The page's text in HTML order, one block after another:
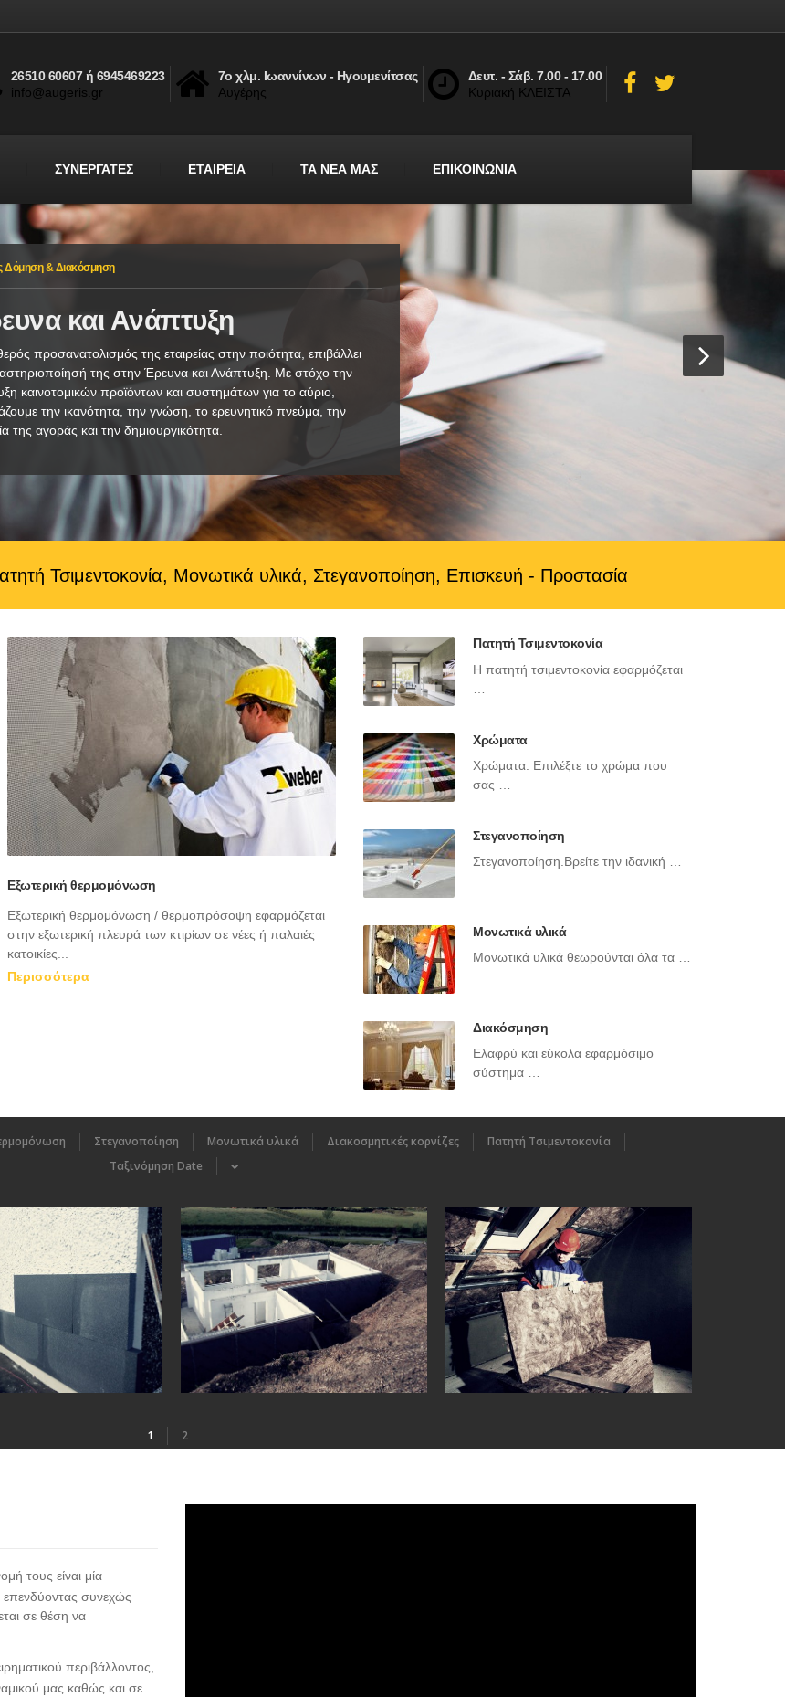
26510 60607 ή 6945469223
info@augeris.gr
7ο χλμ. Ιωαννίνων - Ηγουμενίτσας
Αυγέρης
Δευτ. - Σάβ. 7.00 - 17.00
Κυριακή ΚΛΕΙΣΤΑ
ΣΥΝΕΡΓΑΤΕΣ ΕΤΑΙΡΕΙΑ ΤΑ ΝΕΑ ΜΑΣ ΕΠΙΚΟΙΝΩΝΙΑ
Δόμηση & Διακόσμηση
και Ανάπτυξη
προσανατολισμός της εταιρείας στην ποιότητα, επιβάλλει
της στην Έρευνα και Ανάπτυξη. Με στόχο την
καινοτομικών προϊόντων και συστημάτων για το αύριο,
την ικανότητα, την γνώση, το ερευνητικό πνεύμα, την
της αγοράς και την δημιουργικότητα.
Τσιμεντοκονία, Μονωτικά υλικά, Στεγανοποίηση, Επισκευή - Προστασία
Εξωτερική θερμομόνωση
Εξωτερική θερμομόνωση / θερμοπρόσοψη εφαρμόζεται
στην εξωτερική πλευρά των κτιρίων σε νέες ή παλαιές
κατοικίες...
Περισσότερα
Πατητή Τσιμεντοκονία
Η πατητή τσιμεντοκονία εφαρμόζεται
Χρώματα
Χρώματα. Επιλέξτε το χρώμα που
σας …
Στεγανοποίηση
Στεγανοποίηση.Βρείτε την ιδανική …
Μονωτικά υλικά
Μονωτικά υλικά θεωρούνται όλα τα …
Διακόσμηση
Ελαφρύ και εύκολα εφαρμόσιμο
σύστημα …
Στεγανοποίηση Μονωτικά υλικά Διακοσμητικές κορνίζες
Πατητή Τσιμεντοκονία
Ταξινόμηση Date
1 2
τους είναι μία
επενδύοντας συνεχώς
σε θέση να
περιβάλλοντος,
μας καθώς και σε